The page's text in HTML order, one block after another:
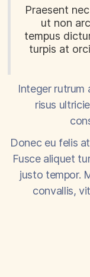
Praesent
ut non
tempus
turpis at
Integer rutrum
risus
Donec eu felis
Fusce aliquet
justo tempor.
convallis,